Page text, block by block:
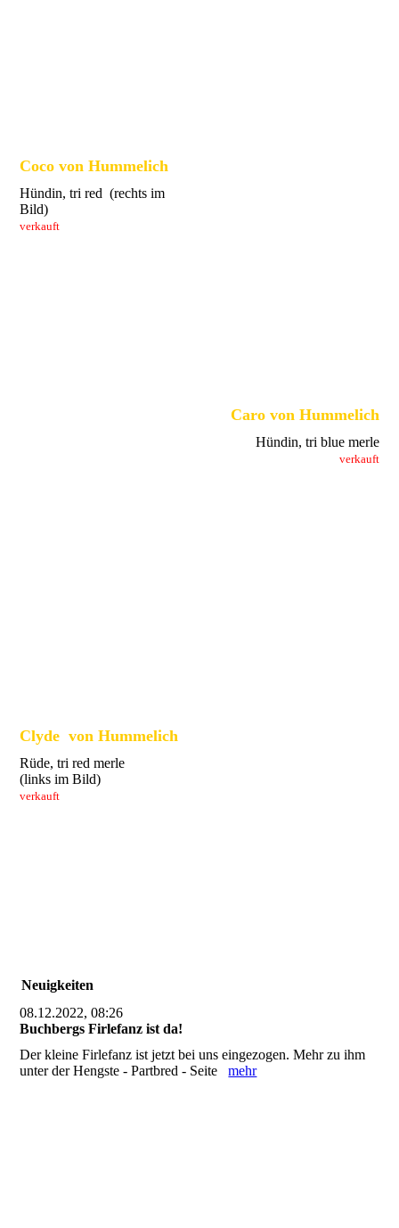
Coco von Hummelich
Hündin, tri red (rechts im
Bild)
verkauft
Caro von Hummelich
Hündin, tri blue merle
verkauft
Clyde von Hummelich
Rüde, tri red merle
(links im Bild)
verkauft
Neuigkeiten
08.12.2022, 08:26
Buchbergs Firlefanz ist da!
Der kleine Firlefanz ist jetzt bei uns eingezogen. Mehr zu ihm
unter der Hengste - Partbred - Seitemehr